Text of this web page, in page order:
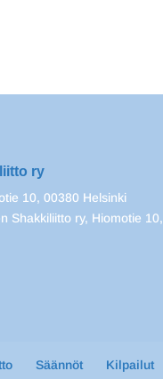
ry
10, 00380 Helsinki
Shakkiliitto ry, Hiomotie 10,
Säännöt Kilpailut